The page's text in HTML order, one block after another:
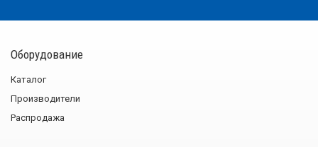
Оборудование
Каталог
Производители
Распродажа